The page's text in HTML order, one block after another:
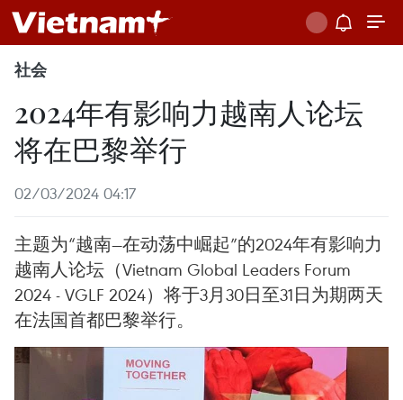
社会
2024年有影响力越南人论坛
将在巴黎举行
02/03/2024 04:17
主题为“越南—在动荡中崛起”的2024年有影响力
越南人论坛（Vietnam Global Leaders Forum
2024 - VGLF 2024）将于3月30日至31日为期两天
在法国首都巴黎举行。